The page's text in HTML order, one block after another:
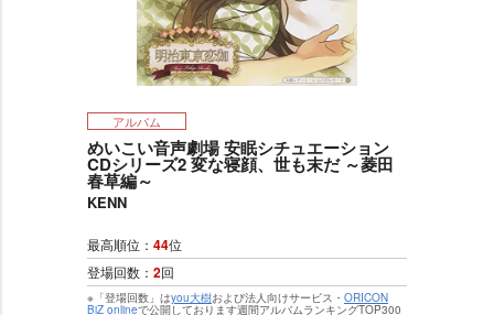
アルバム
めいこい音声劇場 安眠シチュエーション
CDシリーズ2 変な寝顔、世も末だ ～菱田
春草編～
KENN
最高順位： 44位
登場回数： 2回
※「登場回数」はyou大樹および法人向けサービス・ ORICON
BiZ onlineで公開しております週間アルバムランキングTOP300